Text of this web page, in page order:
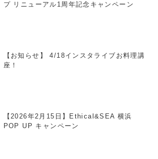
プ リニューアル1周年記念キャンペーン
【お知らせ】 4/18インスタライブお料理講
座！
【2026年2月15日】Ethical&SEA 横浜
POP UP キャンペーン